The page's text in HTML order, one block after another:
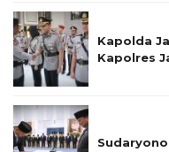
Kapolda
Kapolres